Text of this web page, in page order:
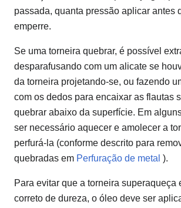
passada, quanta pressão aplicar antes
emperre.
Se uma torneira quebrar, é possível
desparafusando com um alicate se
da torneira projetando-se, ou fazendo
com os dedos para encaixar as flautas
quebrar abaixo da superfície. Em
ser necessário aquecer e amolecer a
perfurá-la (conforme descrito para
quebradas em Perfuração de metal ).
Para evitar que a torneira superaqueça
correto de dureza, o óleo deve ser